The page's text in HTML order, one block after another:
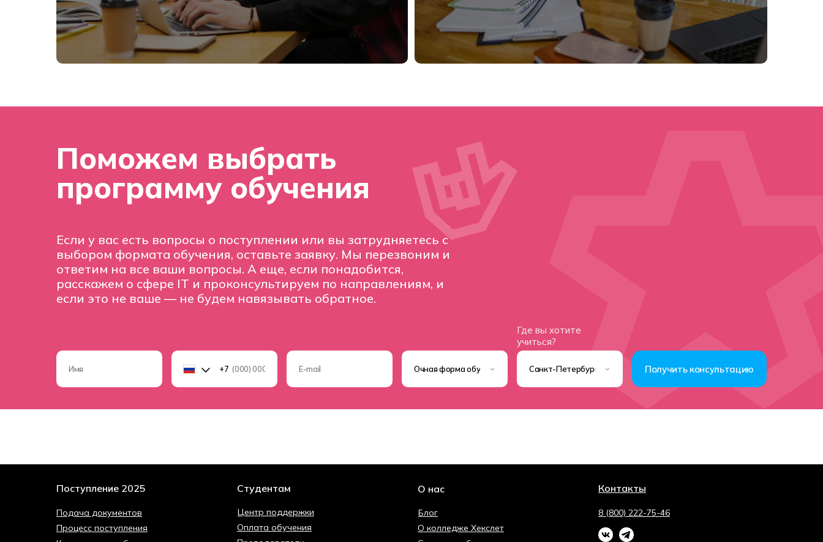
Поможем выбрать
программу обучения
Если у вас есть вопросы о поступлении или вы затрудняетесь с
выбором формата обучения, оставьте заявку. Мы перезвоним и
ответим на все ваши вопросы. А еще, если понадобится,
расскажем о сфере IT и проконсультируем по направлениям, и
если это не ваше — не будем навязывать обратное.
+7
Где вы хотите
учиться?
Получить консультацию
Поступление 2025
Подача документов
Процесс поступления
Блог
О колледже Хекслет
О нас Контакты
Студентам
Оплата обучения
Центр поддержки 8 (800) 222-75-46